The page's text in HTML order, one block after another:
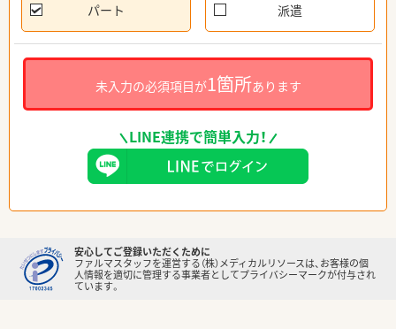
パート 派遣
未入力の必須項目が1箇所あります
LINE連携で簡単入力！
安心してご登録いただくために
ファルマスタッフを運営する（株）メディカルリソースは、お客様の個
人情報を適切に管理する事業者としてプライバシーマークが付与され
ています。